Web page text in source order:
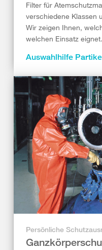
Filter für
verschiedene Klassen
Wir zeigen Ihnen,
welchen Einsatz eignet.
Auswahlhilfe
Persönliche